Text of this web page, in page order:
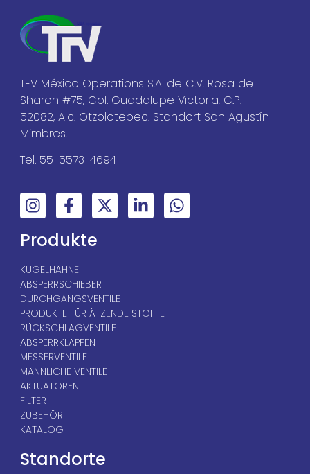
TFV México Operations S.A. de C.V. Rosa de
Sharon #75, Col. Guadalupe Victoria, C.P.
52082, Alc. Otzolotepec. Standort San Agustín
Mimbres.
Tel. 55-5573-4694
Produkte
KUGELHÄHNE
ABSPERRSCHIEBER
DURCHGANGSVENTILE
PRODUKTE FÜR ÄTZENDE STOFFE
RÜCKSCHLAGVENTILE
ABSPERRKLAPPEN
MESSERVENTILE
MÄNNLICHE VENTILE
AKTUATOREN
FILTER
ZUBEHÖR
KATALOG
Standorte